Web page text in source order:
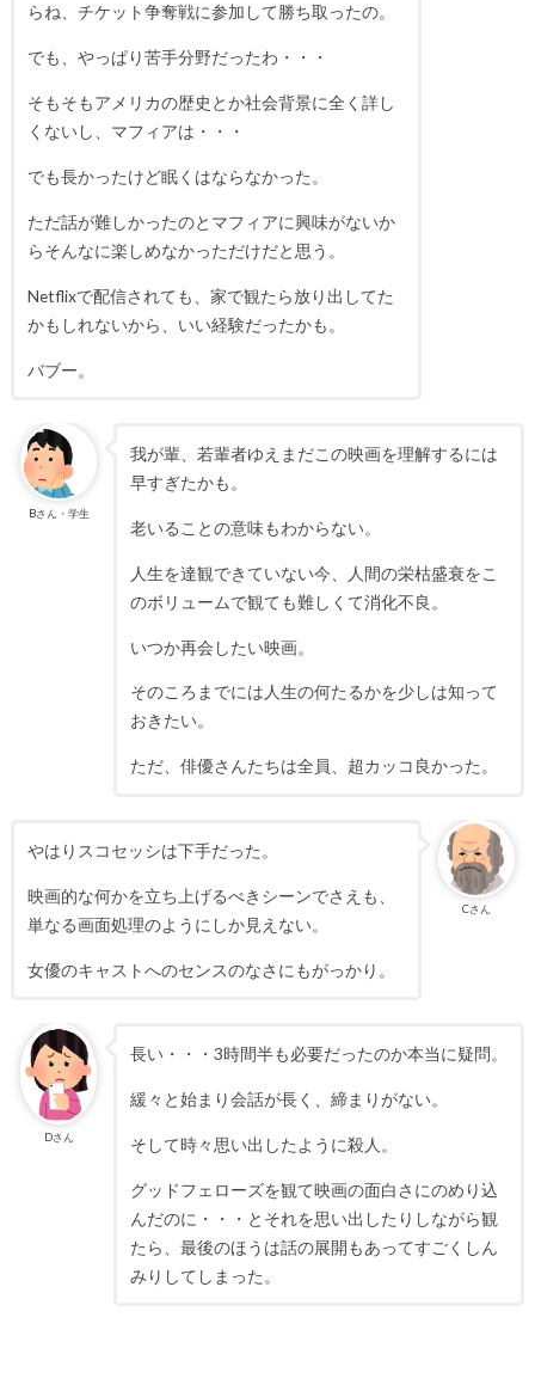
らね、チケット争奪戦に参加して勝ち取ったの。
でも、やっぱり苦手分野だったわ・・・
そもそもアメリカの歴史とか社会背景に全く詳し
くないし、マフィアは・・・
でも長かったけど眠くはならなかった。
ただ話が難しかったのとマフィアに興味がないか
らそんなに楽しめなかっただけだと思う。
Netflixで配信されても、家で観たら放り出してた
かもしれないから、いい経験だったかも。
バブー。
Bさん・学生
我が輩、若輩者ゆえまだこの映画を理解するには
早すぎたかも。
老いることの意味もわからない。
人生を達観できていない今、人間の栄枯盛衰をこ
のボリュームで観ても難しくて消化不良。
いつか再会したい映画。
そのころまでには人生の何たるかを少しは知って
おきたい。
ただ、俳優さんたちは全員、超カッコ良かった。
Cさん
やはりスコセッシは下手だった。
映画的な何かを立ち上げるべきシーンでさえも、
単なる画面処理のようにしか見えない。
女優のキャストへのセンスのなさにもがっかり。
Dさん
長い・・・3時間半も必要だったのか本当に疑問。
緩々と始まり会話が長く、締まりがない。
そして時々思い出したように殺人。
グッドフェローズを観て映画の面白さにのめり込
んだのに・・・とそれを思い出したりしながら観
たら、最後のほうは話の展開もあってすごくしん
みりしてしまった。